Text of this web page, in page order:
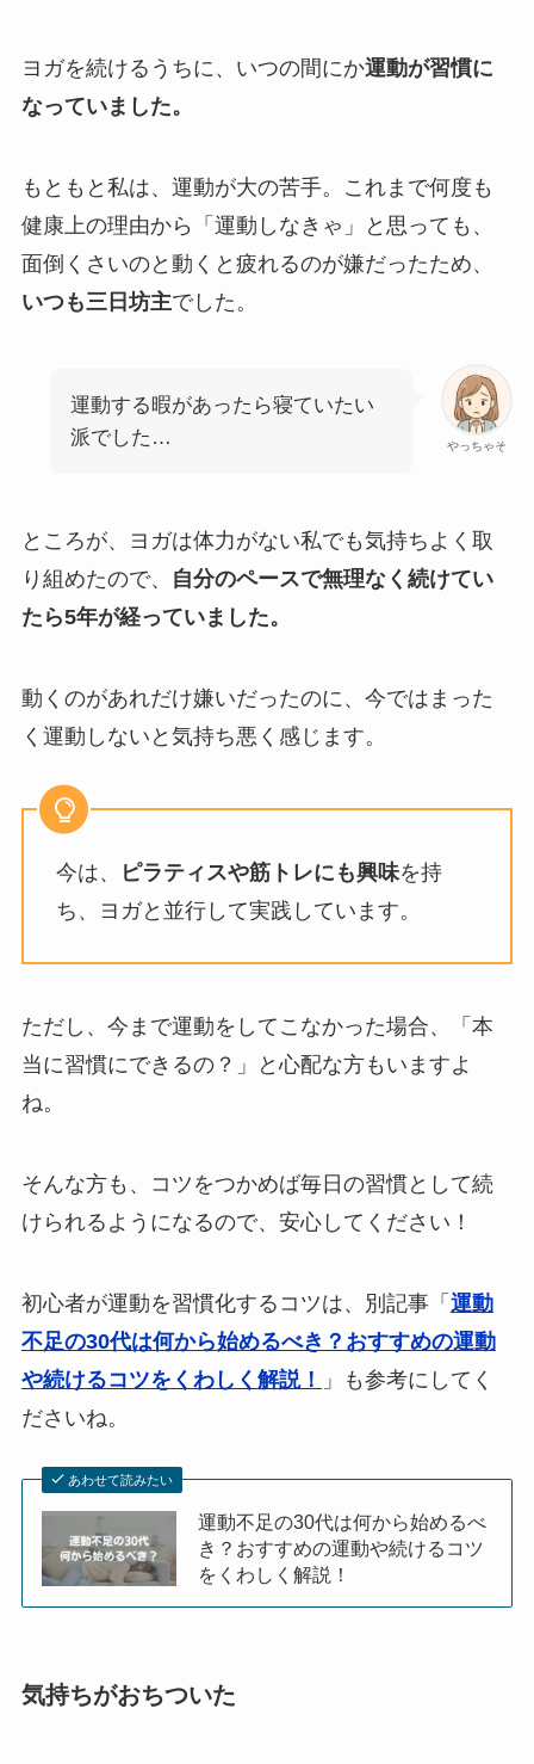
ヨガを続けるうちに、いつの間にか運動が習慣に
なっていました。
もともと私は、運動が大の苦手。これまで何度も
健康上の理由から「運動しなきゃ」と思っても、
面倒くさいのと動くと疲れるのが嫌だったため、
いつも三日坊主でした。
やっちゃそ
運動する暇があったら寝ていたい
派でした…
ところが、ヨガは体力がない私でも気持ちよく取
り組めたので、
自分のペースで無理なく続けてい
たら5年が経っていました。
動くのがあれだけ嫌いだったのに、今ではまった
く運動しないと気持ち悪く感じます。
今は、 ピラティスや筋トレにも興味を持
ち、ヨガと並行して実践しています。
ただし、今まで運動をしてこなかった場合、「本
当に習慣にできるの？」と心配な方もいますよ
ね。
そんな方も、コツをつかめば毎日の習慣として続
けられるようになるので、安心してください！
初心者が運動を習慣化するコツは、別記事「 運動
不足の30代は何から始めるべき？おすすめの運動
や続けるコツをくわしく解説！
」も参考にしてく
ださいね。
あわせて読みたい
運動不足の30代は何から始めるべ
き？おすすめの運動や続けるコツ
をくわしく解説！
気持ちがおちついた